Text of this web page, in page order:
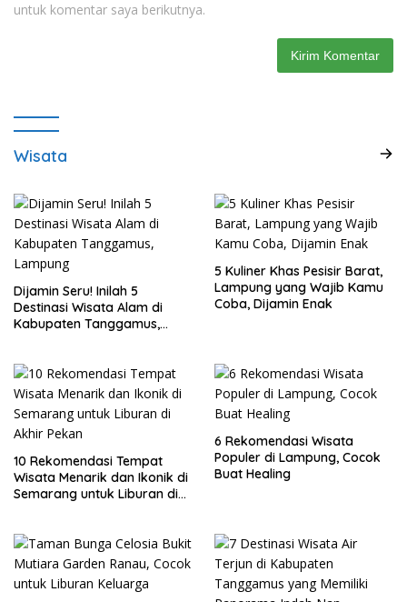
untuk komentar saya berikutnya.
Wisata
Dijamin Seru! Inilah 5
Destinasi Wisata Alam di
Kabupaten Tanggamus,
5 Kuliner Khas Pesisir Barat,
Lampung yang Wajib Kamu
Coba, Dijamin Enak
10 Rekomendasi Tempat
Wisata Menarik dan Ikonik di
Semarang untuk Liburan di
6 Rekomendasi Wisata
Populer di Lampung, Cocok
Buat Healing